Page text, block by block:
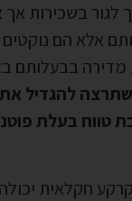
לגור בשכירות
אלא הם
מדירה בבעלותם
להגדיל
טווח בעלת
חקלאית